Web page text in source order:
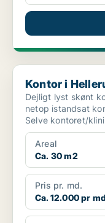
Kontor i Hellerup
Kontor i
Dejligt lyst skønt
netop istandsat
Selve kontoret/
Areal
Ca. 30 m2
Pris pr. md.
Ca. 12.000 pr md